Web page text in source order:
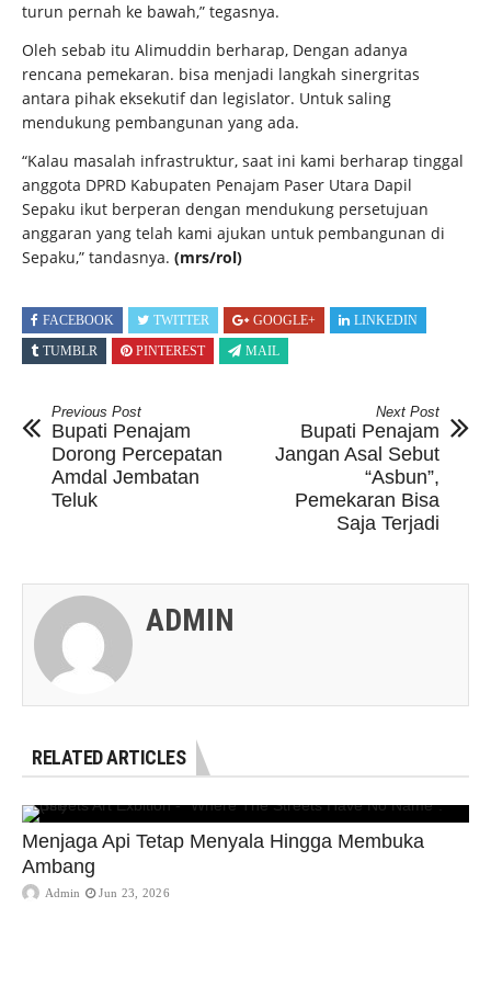
turun pernah ke bawah,” tegasnya.
Oleh sebab itu Alimuddin berharap, Dengan adanya
rencana pemekaran. bisa menjadi langkah sinergritas
antara pihak eksekutif dan legislator. Untuk saling
mendukung pembangunan yang ada.
“Kalau masalah infrastruktur, saat ini kami berharap tinggal
anggota DPRD Kabupaten Penajam Paser Utara Dapil
Sepaku ikut berperan dengan mendukung persetujuan
anggaran yang telah kami ajukan untuk pembangunan di
Sepaku,” tandasnya. (mrs/rol)
FACEBOOK TWITTER GOOGLE+
LINKEDIN
TUMBLR
PINTEREST MAIL
Previous Post
Bupati Penajam
Dorong Percepatan
Amdal Jembatan
Teluk
Next Post
Bupati Penajam
Jangan Asal Sebut
“Asbun”,
Pemekaran Bisa
Saja Terjadi
ADMIN
RELATED ARTICLES
Menjaga Api Tetap Menyala Hingga Membuka
Ambang
Admin Jun 23, 2026